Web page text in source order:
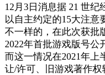
12月3日消息据 21 世
以自主约定的15大注
不一样的，在此次获批
2022年首批游戏版号公
而这一情况在2021年上
让/许可、旧游戏著作